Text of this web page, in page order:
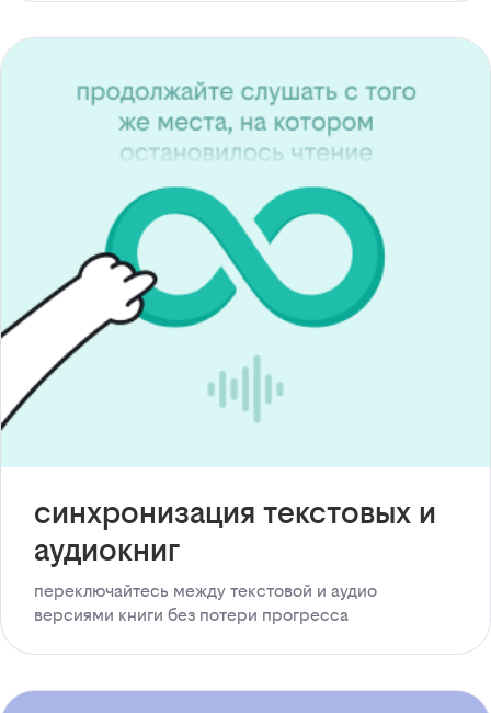
синхронизация текстовых и
аудиокниг
переключайтесь между текстовой и аудио
версиями книги без потери прогресса